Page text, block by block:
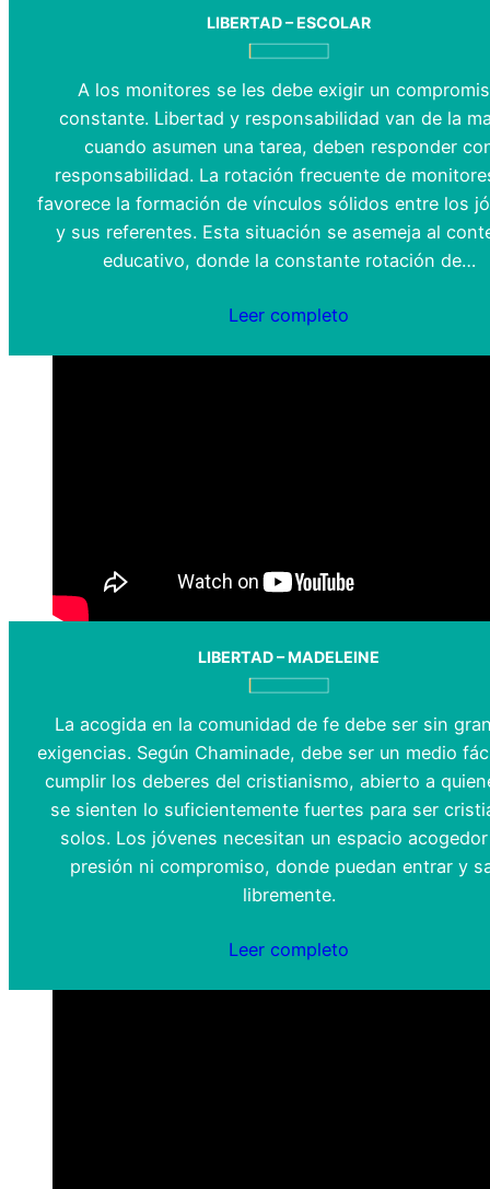
LIBERTAD – ESCOLAR
A los monitores se les debe exigir un
constante. Libertad y responsabilidad van de la
cuando asumen una tarea, deben responder
responsabilidad. La rotación frecuente de
favorece la formación de vínculos sólidos entre los
y sus referentes. Esta situación se asemeja al
educativo, donde la constante rotación de…
Leer completo
LIBERTAD – MADELEINE
La acogida en la comunidad de fe debe ser sin
exigencias. Según Chaminade, debe ser un medio
cumplir los deberes del cristianismo, abierto a
se sienten lo suficientemente fuertes para ser
solos. Los jóvenes necesitan un espacio
presión ni compromiso, donde puedan entrar y
libremente.
Leer completo